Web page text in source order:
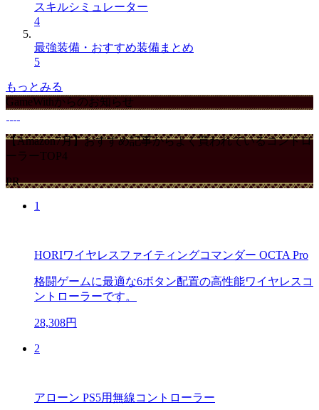
スキルシミュレーター
4
最強装備・おすすめ装備まとめ
5
もっとみる
GameWithからのお知らせ
【Amazon7月】おすすめ記事からよく買われているコントロ
ーラーTOP4
PR
1
HORIワイヤレスファイティングコマンダー OCTA Pro
格闘ゲームに最適な6ボタン配置の高性能ワイヤレスコ
ントローラーです。
28,308円
2
アローン PS5用無線コントローラー